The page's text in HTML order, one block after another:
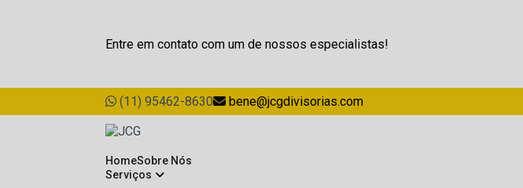
Entre em contato com um de nossos especialistas!
(11) 95462-8630 bene@jcgdivisorias.com
Home Sobre Nós
Serviços